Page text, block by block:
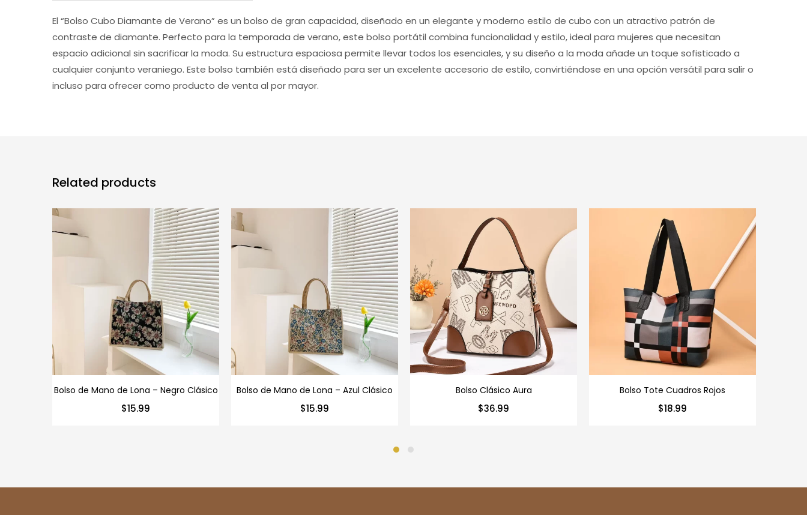
El “Bolso Cubo Diamante de Verano” es un bolso de gran capacidad, diseñado en un elegante y moderno estilo de cubo con un atractivo patrón de
contraste de diamante. Perfecto para la temporada de verano, este bolso portátil combina funcionalidad y estilo, ideal para mujeres que necesitan
espacio adicional sin sacrificar la moda. Su estructura espaciosa permite llevar todos los esenciales, y su diseño a la moda añade un toque sofisticado a
cualquier conjunto veraniego. Este bolso también está diseñado para ser un excelente accesorio de estilo, convirtiéndose en una opción versátil para salir o
incluso para ofrecer como producto de venta al por mayor.
Related products
Bolso de Mano de Lona – Negro Clásico
$15.99
Bolso de Mano de Lona – Azul Clásico
$15.99
Bolso Clásico Aura
$36.99
Bolso Tote Cuadros Rojos
$18.99